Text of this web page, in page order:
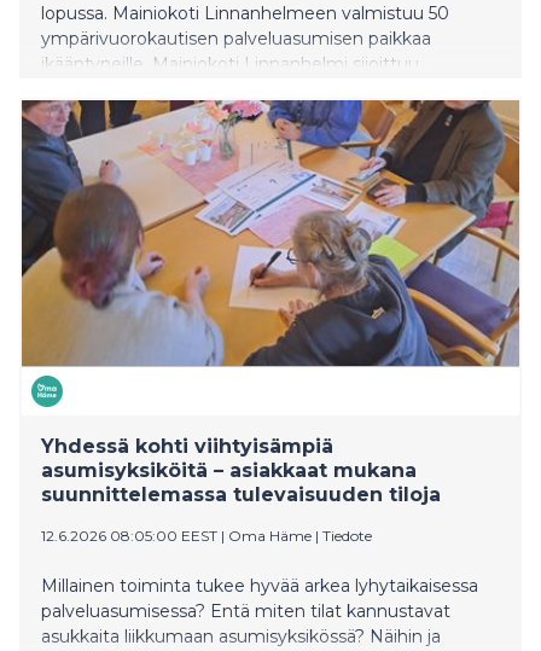
lopussa. Mainiokoti Linnanhelmeen valmistuu 50
ympärivuorokautisen palveluasumisen paikkaa
ikääntyneille. Mainiokoti Linnanhelmi sijoittuu
Yhdessä kohti viihtyisämpiä
asumisyksiköitä – asiakkaat mukana
suunnittelemassa tulevaisuuden tiloja
12.6.2026 08:05:00 EEST | Oma Häme | Tiedote
Millainen toiminta tukee hyvää arkea lyhytaikaisessa
palveluasumisessa? Entä miten tilat kannustavat
asukkaita liikkumaan asumisyksikössä? Näihin ja